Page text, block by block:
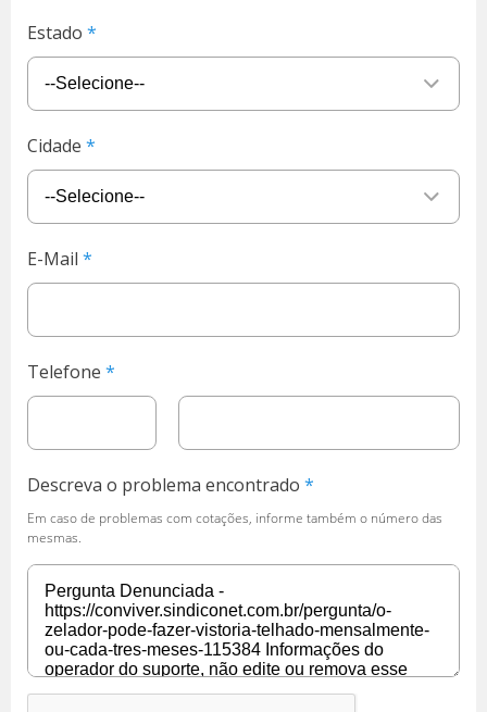
Estado
Cidade
E-Mail
Telefone
Descreva o problema encontrado
Em caso de problemas com cotações, informe também o número das
mesmas.